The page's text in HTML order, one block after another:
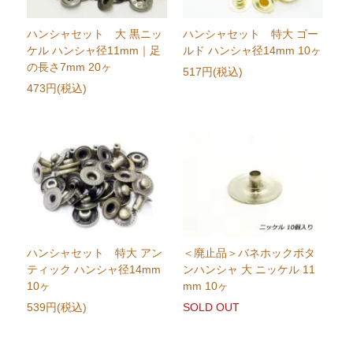
ハンシャセット 大 黒ニッ
ケル ハンシャ径11mm｜足
の長さ7mm 20ヶ
473円(税込)
ハンシャセット 特大 ゴー
ルド ハンシャ径14mm 10ヶ
517円(税込)
ハンシャセット 特大 アン
ティック ハンシャ径14mm
10ヶ
539円(税込)
＜廃止品＞バネホックボタ
ンハンシャ 大 ニッケル 11
mm 10ヶ
SOLD OUT